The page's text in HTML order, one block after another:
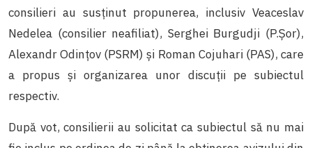
consilieri au susținut propunerea, inclusiv Veaceslav
Nedelea (consilier neafiliat), Serghei Burgudji (P.Șor),
Alexandr Odințov (PSRM) și Roman Cojuhari (PAS), care
a propus și organizarea unor discuții pe subiectul
respectiv.
După vot, consilierii au solicitat ca subiectul să nu mai